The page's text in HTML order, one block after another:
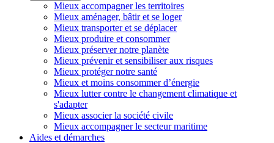
Mieux accompagner les territoires
Mieux aménager, bâtir et se loger
Mieux transporter et se déplacer
Mieux produire et consommer
Mieux préserver notre planète
Mieux prévenir et sensibiliser aux risques
Mieux protéger notre santé
Mieux et moins consommer d’énergie
Mieux lutter contre le changement climatique et
s'adapter
Mieux associer la société civile
Mieux accompagner le secteur maritime
Aides et démarches